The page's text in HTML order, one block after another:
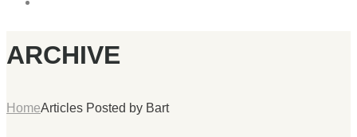
ARCHIVE
HomeArticles Posted by Bart